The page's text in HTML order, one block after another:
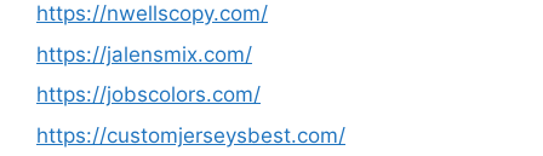
https://nwellscopy.com/
https://jalensmix.com/
https://jobscolors.com/
https://customjerseysbest.com/